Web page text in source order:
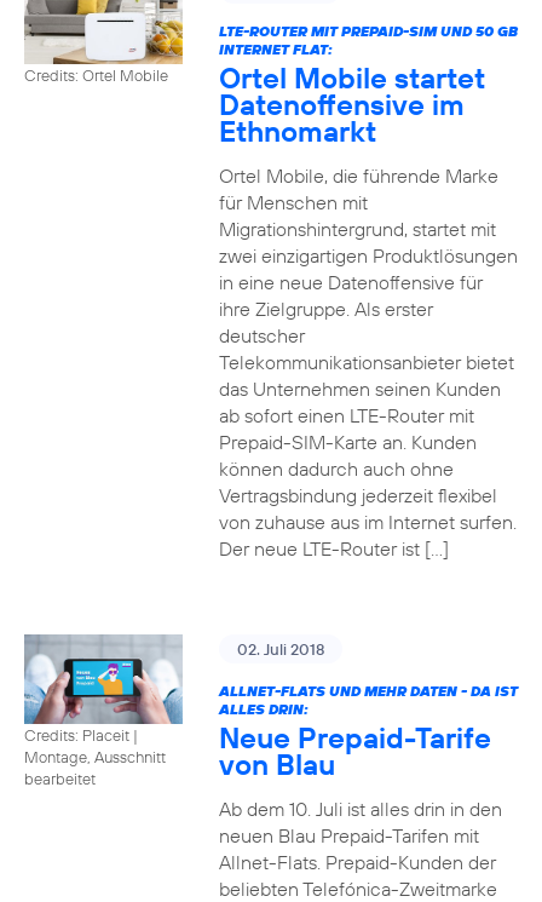
Credits: Ortel Mobile
LTE-ROUTER MIT PREPAID-SIM UND 50 GB
INTERNET FLAT:
Ortel Mobile startet
Datenoffensive im
Ethnomarkt
Ortel Mobile, die führende Marke
für Menschen mit
Migrationshintergrund, startet mit
zwei einzigartigen Produktlösungen
in eine neue Datenoffensive für
ihre Zielgruppe. Als erster
deutscher
Telekommunikationsanbieter bietet
das Unternehmen seinen Kunden
ab sofort einen LTE-Router mit
Prepaid-SIM-Karte an. Kunden
können dadurch auch ohne
Vertragsbindung jederzeit flexibel
von zuhause aus im Internet surfen.
Der neue LTE-Router ist […]
Credits: Placeit |
Montage, Ausschnitt
bearbeitet
02. Juli 2018
ALLNET-FLATS UND MEHR DATEN - DA IST
ALLES DRIN:
Neue Prepaid-Tarife
von Blau
Ab dem 10. Juli ist alles drin in den
neuen Blau Prepaid-Tarifen mit
Allnet-Flats. Prepaid-Kunden der
beliebten Telefónica-Zweitmarke